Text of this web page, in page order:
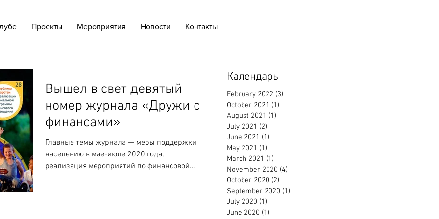
Проекты Мероприятия Новости Контакты
Вышел в свет девятый
номер журнала «Дружи с
финансами»
Главные темы журнала — меры поддержки
населению в мае-июле 2020 года,
реализация мероприятий по финансовой
Календарь
February 2022 (3)
October 2021 (1)
August 2021 (1)
July 2021 (2)
June 2021 (1)
May 2021 (1)
March 2021 (1)
November 2020 (4)
October 2020 (2)
September 2020 (1)
July 2020 (1)
June 2020 (1)